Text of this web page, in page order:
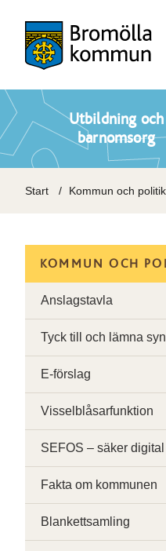
Utbildning och
barnomsorg
Start Kommun och politik
KOMMUN OCH
Anslagstavla
Tyck till och lämna
E-förslag
Visselblåsarfunktion
SEFOS – säker
Fakta om kommunen
Blankettsamling